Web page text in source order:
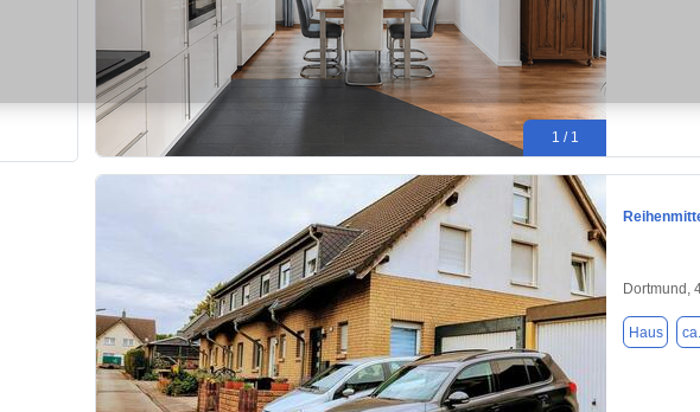
1 / 1
Dortmund,
Haus